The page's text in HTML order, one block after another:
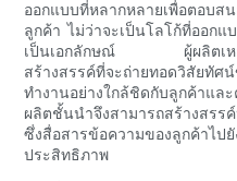
ออกแบบที่หลากหลายเพื่อตอบส
ลูกค้า ไม่ว่าจะเป็นโลโก้ที่ออกแ
เป็นเอกลักษณ์ ผู้ผลิตเหล่า
สร้างสรรค์ที่จะถ่ายทอดวิสัย
ทำงานอย่างใกล้ชิดกับลูกค้าแล
ผลิตชั้นนำจึงสามารถสร้างสรร
ซึ่งสื่อสารข้อความของลูกค้าไปยั
ประสิทธิภาพ